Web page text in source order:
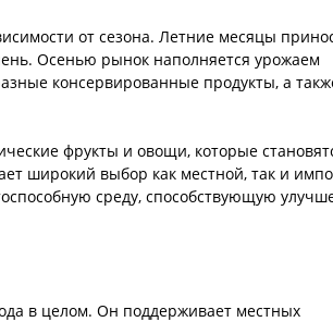
от сезона. Летние месяцы
Осенью рынок наполняется урожаем
консервированные продукты, а
фрукты и овощи, которые
широкий выбор как местной, так и
среду, способствующую
в целом. Он поддерживает местных